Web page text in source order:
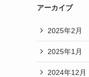
アーカイブ
2025年2月
2025年1月
2024年12月